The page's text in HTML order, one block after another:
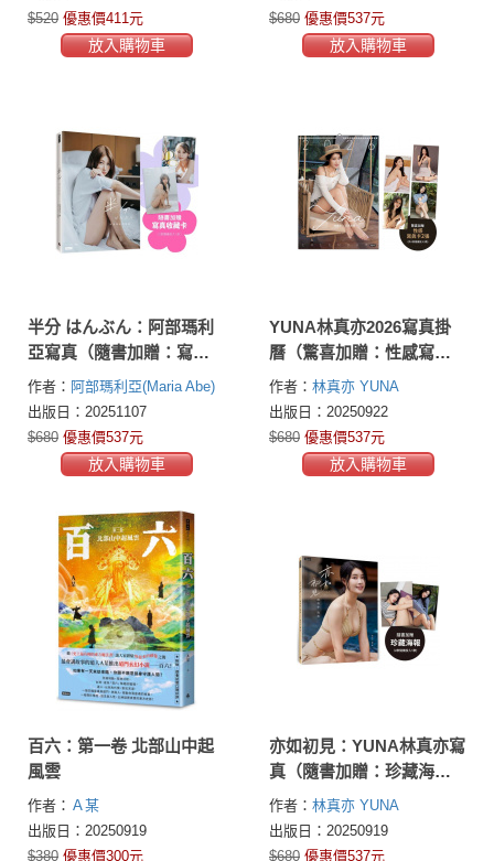
zh-TW）
$520 優惠價411元
放入購物車
$680 優惠價537元
放入購物車
半分 はんぶん：阿部瑪利
亞寫真（隨書加贈：寫真
收藏卡1張；共2款，隨機
投入1款）
作者： 阿部瑪利亞(Maria Abe)
出版日：20251107
$680 優惠價537元
放入購物車
YUNA林真亦2026寫真掛
曆（驚喜加贈：性感寫真
卡2張：共4款，隨機投
入）
作者： 林真亦 YUNA
出版日：20250922
$680 優惠價537元
放入購物車
百六：第一卷 北部山中起
風雲
作者： Ａ某
出版日：20250919
$380 優惠價300元
亦如初見：YUNA林真亦寫
真（隨書加贈：珍藏海
報；二款隨機一款）
作者： 林真亦 YUNA
出版日：20250919
$680 優惠價537元